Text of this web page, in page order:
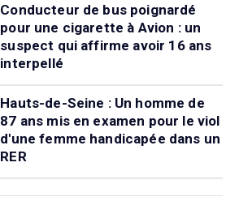
Conducteur de bus poignardé
pour une cigarette à Avion : un
suspect qui affirme avoir 16 ans
interpellé
Hauts-de-Seine : Un homme de
87 ans mis en examen pour le viol
d'une femme handicapée dans un
RER